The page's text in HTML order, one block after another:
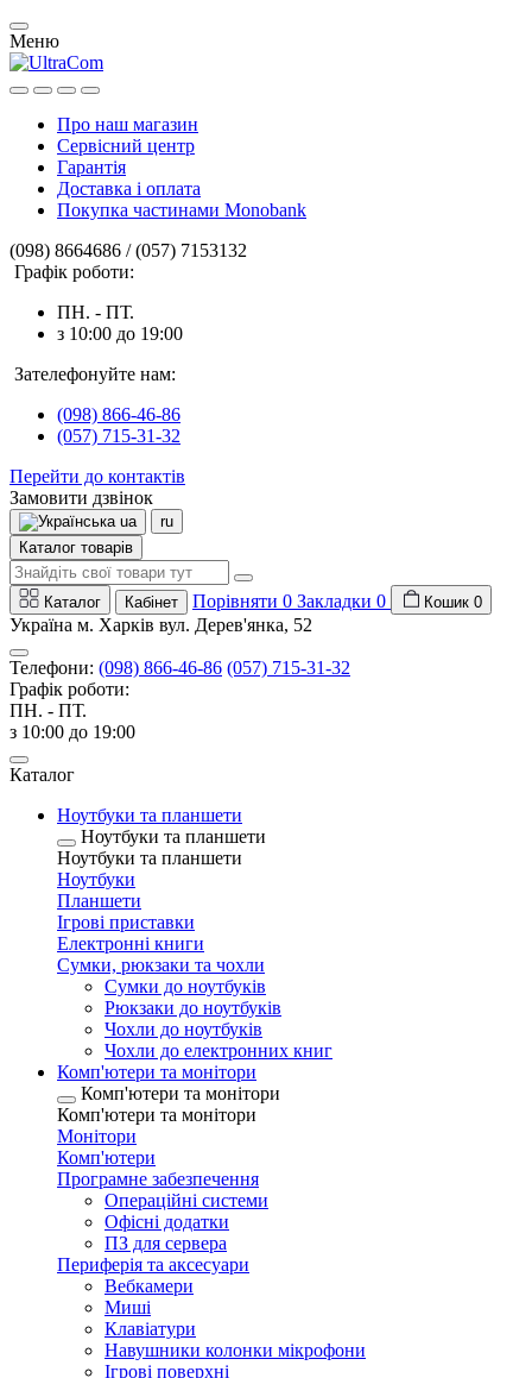
Меню
Про наш магазин
Сервісний центр
Гарантія
Доставка і оплата
Покупка частинами Monobank
(098) 8664686 / (057) 7153132
Графік роботи:
ПН. - ПТ.
з 10:00 до 19:00
Зателефонуйте нам:
(098) 866-46-86
(057) 715-31-32
Перейти до контактів
Замовити дзвінок
ua
ru
Каталог товарів
Каталог Кабінет Порівняти 0 Закладки 0 Кошик 0
Україна м. Харків вул. Дерев'янка, 52
Телефони: (098) 866-46-86 (057) 715-31-32
Графік роботи:
ПН. - ПТ.
з 10:00 до 19:00
Каталог
Ноутбуки та планшети
Ноутбуки та планшети
Ноутбуки та планшети
Ноутбуки
Планшети
Ігрові приставки
Електронні книги
Сумки, рюкзаки та чохли
Сумки до ноутбуків
Рюкзаки до ноутбуків
Чохли до ноутбуків
Чохли до електронних книг
Комп'ютери та монітори
Комп'ютери та монітори
Комп'ютери та монітори
Монітори
Комп'ютери
Програмне забезпечення
Операційні системи
Офісні додатки
ПЗ для сервера
Периферія та аксесуари
Вебкамери
Миші
Клавіатури
Навушники колонки мікрофони
Ігрові поверхні